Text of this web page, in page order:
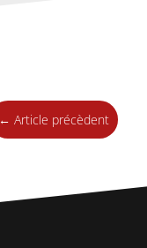
←Article précèdent